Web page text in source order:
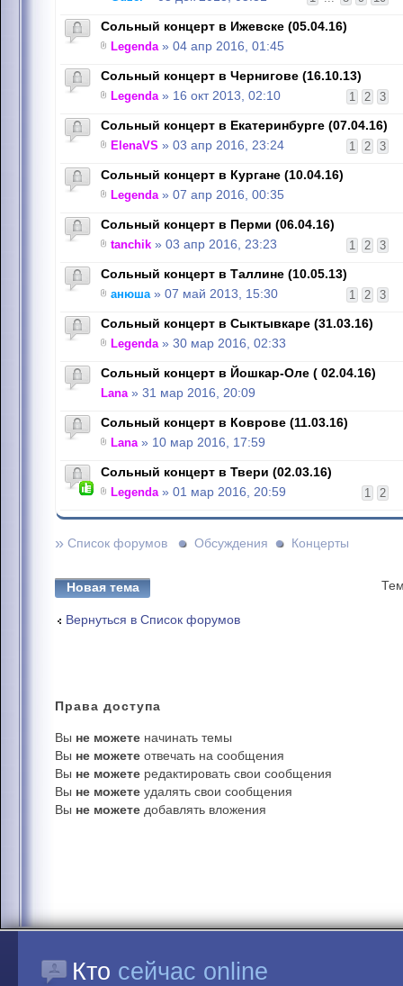
Сольный концерт в Ижевске (05.04.16)
Legenda» 04 апр 2016, 01:45
Сольный концерт в Чернигове (16.10.13)
1 2 3
Legenda» 16 окт 2013, 02:10
Сольный концерт в Екатеринбурге (07.04.16)
1 2 3
ElenaVS » 03 апр 2016, 23:24
Сольный концерт в Кургане (10.04.16)
Legenda» 07 апр 2016, 00:35
Сольный концерт в Перми (06.04.16)
1 2 3
tanchik » 03 апр 2016, 23:23
Сольный концерт в Таллине (10.05.13)
1 2 3
анюша» 07 май 2013, 15:30
Сольный концерт в Сыктывкаре (31.03.16)
Legenda» 30 мар 2016, 02:33
Сольный концерт в Йошкар-Оле ( 02.04.16)
Lana» 31 мар 2016, 20:09
Сольный концерт в Коврове (11.03.16)
Lana» 10 мар 2016, 17:59
Сольный концерт в Твери (02.03.16)
1 2
Legenda» 01 мар 2016, 20:59
» Список форумов Обсуждения Концерты
Новая тема
Вернуться в Список форумов
Права доступа
Вы не можете начинать темы
Вы не можете отвечать на сообщения
Вы не можете редактировать свои сообщения
Вы не можете удалять свои сообщения
Вы не можете добавлять вложения
Кто сейчас online